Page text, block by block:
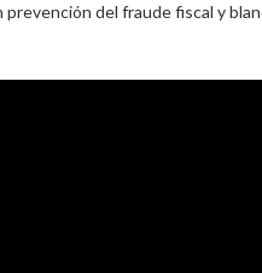
del fraude fiscal y